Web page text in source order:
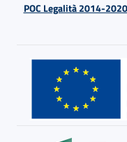
POC Legalità 2014-